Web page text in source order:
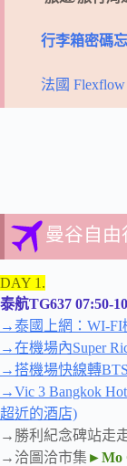
行李箱密碼
法國
曼谷自
DAY 1.
泰航TG637 07:50-
→泰國上網：WI-FI
→在機場內Super
→搭機場快線轉
→Vic 3 Bangkok
超近的酒店)
→勝利紀念碑站走
→洽圖洽市集 ►Mo